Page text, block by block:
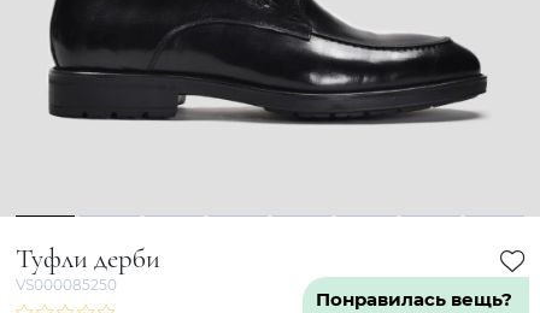
1 2 3 4 5 6 7 8
Туфли дерби
VS000085250
Понравилась вещь?